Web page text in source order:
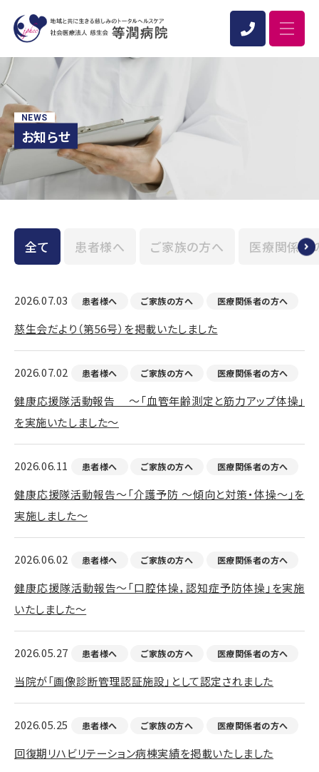
NEWS
お知らせ
全て 患者様へ ご家族の方へ 医療関係者
2026.07.03 患者様へ ご家族の方へ 医療関係者の方へ
慈生会だより（第56号）を掲載いたしました
2026.07.02 患者様へ ご家族の方へ 医療関係者の方へ
健康応援隊活動報告 ～「血管年齢測定と筋力アップ体操」
を実施いたしました～
2026.06.11 患者様へ ご家族の方へ 医療関係者の方へ
健康応援隊活動報告～「介護予防 ～傾向と対策・体操～」を
実施しました～
2026.06.02 患者様へ ご家族の方へ 医療関係者の方へ
健康応援隊活動報告～「口腔体操，認知症予防体操」を実施
いたしました～
2026.05.27 患者様へ ご家族の方へ 医療関係者の方へ
当院が「画像診断管理認証施設」として認定されました
2026.05.25 患者様へ ご家族の方へ 医療関係者の方へ
回復期リハビリテーション病棟実績を掲載いたしました